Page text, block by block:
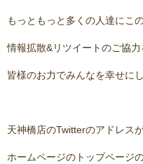
もっともっと多くの人達にこ
情報拡散&リツイートのご協力
皆様のお力でみんなを幸せに
天神橋店のTwitterのアドレス
ホームページのトップページ